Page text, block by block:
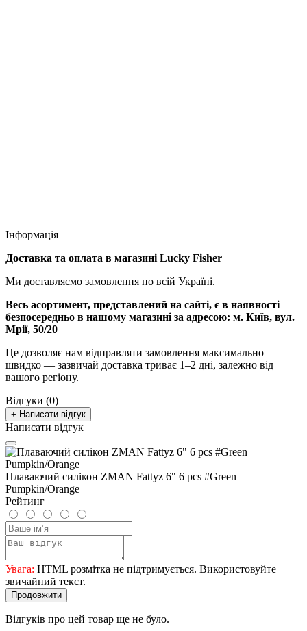
Інформація
Доставка та оплата в магазині Lucky Fisher
Ми доставляємо замовлення по всій Україні.
Весь асортимент, представлений на сайті, є в наявності
безпосередньо в нашому магазині за адресою: м. Київ, вул.
Мрії, 50/20
Це дозволяє нам відправляти замовлення максимально
швидко — зазвичай доставка триває 1–2 дні, залежно від
вашого регіону.
Відгуки (0)
+ Написати відгук
Написати відгук
Плаваючий силікон ZMAN Fattyz 6" 6 pcs #Green
Pumpkin/Orange
Рейтинг
Увага: HTML розмітка не підтримується. Використовуйте
звичайний текст.
Продовжити
Відгуків про цей товар ще не було.